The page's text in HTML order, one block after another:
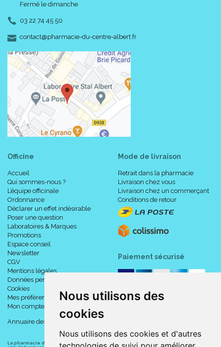
Nous utilisons des
cookies
Nous utilisons des cookies et d'autres
Fermé le dimanche
03 22 74 45 50
contact-
@-
pharmacie-du-centre-albert.fr
Officine
Accueil
Qui sommes-nous ?
L’équipe officinale
Ordonnance
Déclarer un effet indésirable
Poser une question
Laboratoires & Marques
Promotions
Espace conseil
Newsletter
CGV
Mentions légales
Données personnelles
Cookies
Mes préférences Cookies
Mon compte
Annuaire des pharmacies
Mode de livraison
Retrait dans la pharmacie
Livraison chez vous
Livraison chez un commerçant
Conditions de retour
Paiement sécurisé
La pharmacie du centre à Albert (80300) est une pharmacie française certifiée ISO